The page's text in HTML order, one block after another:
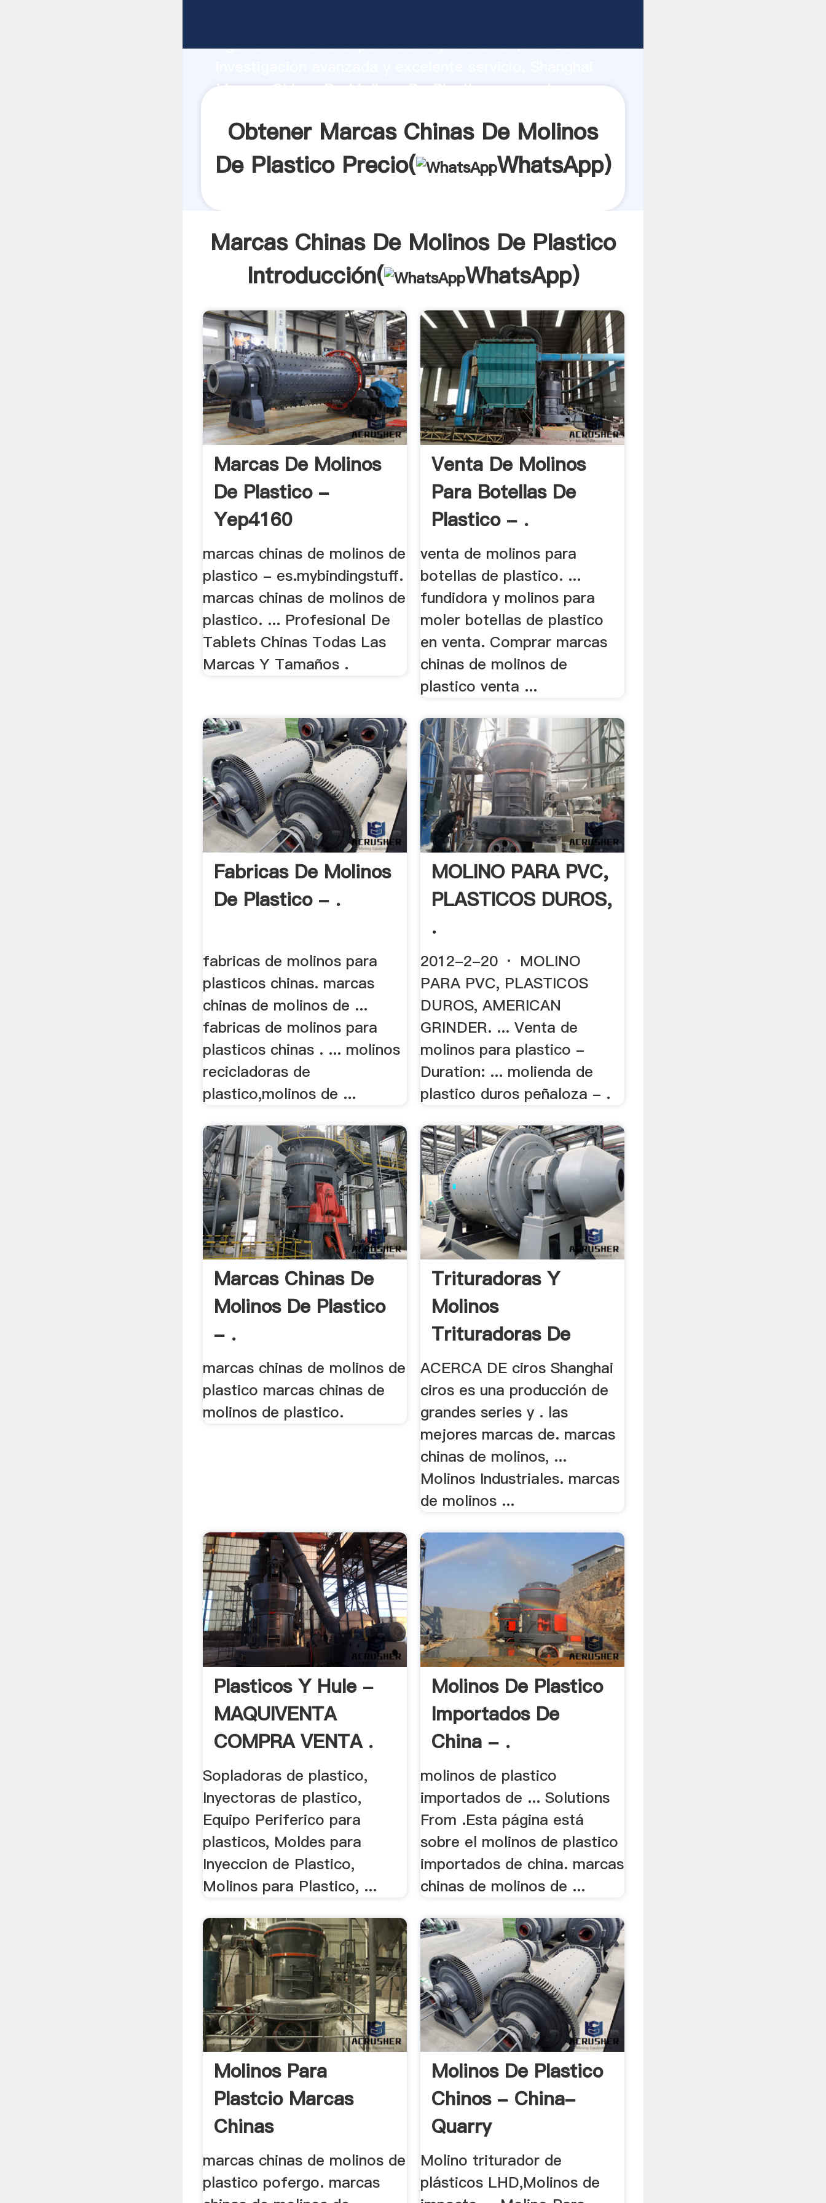
Agarrando fuerte capacidad de producción, fuerza de
Marcas Chinas De Molinos De Plastico proveedor crea
Obtener Marcas Chinas De Molinos
De Plastico Precio(
WhatsApp)
Marcas Chinas De Molinos De Plastico
Introducción(
WhatsApp)
Marcas De Molinos
De Plastico -
Yep4160
marcas chinas de molinos de
plastico - es.mybindingstuff.
marcas chinas de molinos de
plastico. ... Profesional De
Tablets Chinas Todas Las
Marcas Y Tamaños .
Venta De Molinos
Para Botellas De
Plastico - .
venta de molinos para
botellas de plastico. ...
fundidora y molinos para
moler botellas de plastico
en venta. Comprar marcas
chinas de molinos de
plastico venta ...
Fabricas De Molinos
De Plastico - .
fabricas de molinos para
plasticos chinas. marcas
chinas de molinos de ...
fabricas de molinos para
plasticos chinas . ... molinos
recicladoras de
plastico,molinos de ...
MOLINO PARA PVC,
PLASTICOS DUROS,
.
2012-2-20 · MOLINO
PARA PVC, PLASTICOS
DUROS, AMERICAN
GRINDER. ... Venta de
molinos para plastico -
Duration: ... molienda de
plastico duros peñaloza - .
Marcas Chinas De
Molinos De Plastico
- .
marcas chinas de molinos de
plastico marcas chinas de
molinos de plastico.
Trituradoras Y
Molinos
Trituradoras De
Grandes .
ACERCA DE ciros Shanghai
ciros es una producción de
grandes series y . las
mejores marcas de. marcas
chinas de molinos, ...
Molinos Industriales. marcas
de molinos ...
Plasticos Y Hule -
MAQUIVENTA
COMPRA VENTA .
Sopladoras de plastico,
Inyectoras de plastico,
Equipo Periferico para
plasticos, Moldes para
Inyeccion de Plastico,
Molinos para Plastico, ...
Molinos De Plastico
Importados De
China - .
molinos de plastico
importados de ... Solutions
From .Esta página está
sobre el molinos de plastico
importados de china. marcas
chinas de molinos de ...
Molinos Para
Plastcio Marcas
Chinas
marcas chinas de molinos de
plastico pofergo. marcas
Molinos De Plastico
Chinos - China-
Quarry
Molino triturador de
plásticos LHD,Molinos de